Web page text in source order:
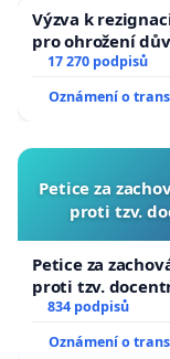
Výzva k
pro ohrožení
17 270 podpisů
Oznámení o
Petice za
proti tzv.
Petice za
proti tzv.
834 podpisů
Oznámení o